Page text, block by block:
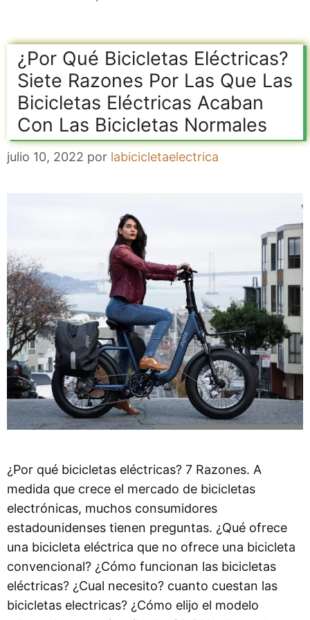
¿Por Qué Bicicletas Eléctricas?
Siete Razones Por Las Que Las
Bicicletas Eléctricas Acaban
Con Las Bicicletas Normales
julio 10, 2022 por labicicletaelectrica
¿Por qué bicicletas eléctricas? 7 Razones. A
medida que crece el mercado de bicicletas
electrónicas, muchos consumidores
estadounidenses tienen preguntas. ¿Qué ofrece
una bicicleta eléctrica que no ofrece una bicicleta
convencional? ¿Cómo funcionan las bicicletas
eléctricas? ¿Cual necesito? cuanto cuestan las
bicicletas electricas? ¿Cómo elijo el modelo